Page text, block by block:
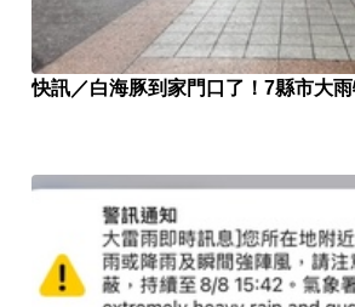
快訊／白海豚到家門口了！7縣市大